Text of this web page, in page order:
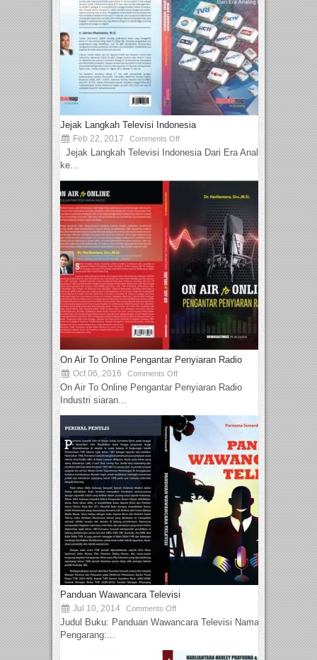
Jejak Langkah Televisi Indonesia
Feb 22, 2017 Comments Off
Jejak Langkah Televisi Indonesia Dari Era Analog
ke...
On Air To Online Pengantar Penyiaran Radio
Oct 06, 2016 Comments Off
On Air To Online Pengantar Penyiaran Radio
Industri siaran...
Panduan Wawancara Televisi
Jul 10, 2014 Comments Off
Judul Buku: Panduan Wawancara Televisi Nama
Pengarang:...